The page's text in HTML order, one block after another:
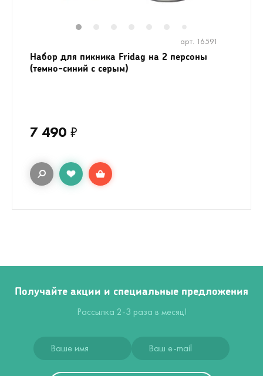
арт. 16591
Набор для пикника Fridag на 2 персоны
(темно-синий с серым)
7 490 ₽
Получайте акции и специальные предложения
Рассылка 2-3 раза в месяц!